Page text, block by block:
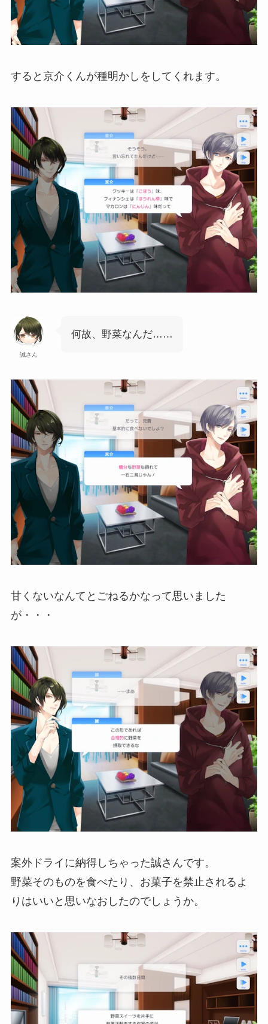
すると京介くんが種明かしをしてくれます。
誠さん
何故、野菜なんだ……
甘くないなんてとごねるかなって思いました
が・・・
案外ドライに納得しちゃった誠さんです。
野菜そのものを食べたり、お菓子を禁止されるよ
りはいいと思いなおしたのでしょうか。